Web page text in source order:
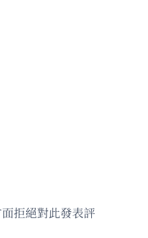
拒絕對此發表評